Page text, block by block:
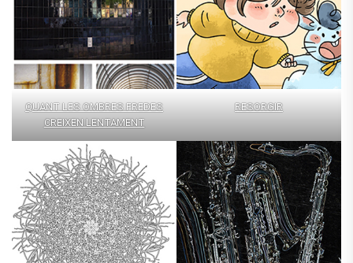
QUANT LES OMBRES FREDES
CREIXEN LENTAMENT
RESORGIR